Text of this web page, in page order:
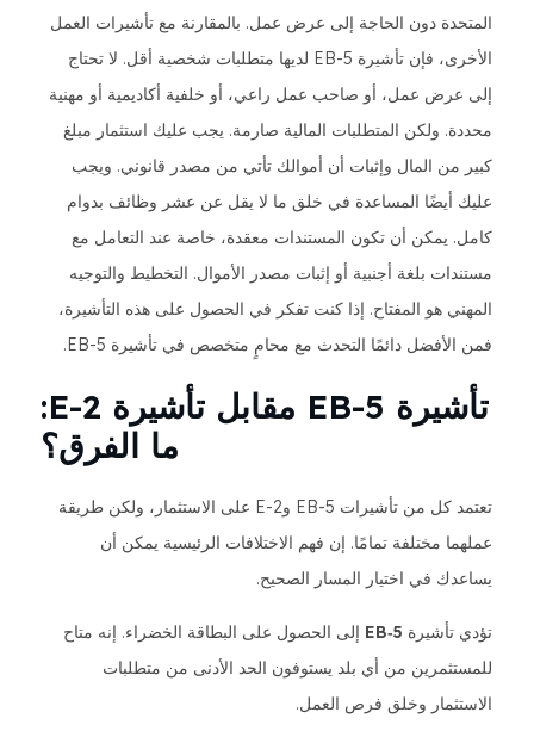
المتحدة دون الحاجة إلى عرض عمل. بالمقارنة مع تأشيرات العمل
الأخرى، فإن تأشيرة EB-5 لديها متطلبات شخصية أقل. لا تحتاج
إلى عرض عمل، أو صاحب عمل راعي، أو خلفية أكاديمية أو مهنية
محددة. ولكن المتطلبات المالية صارمة. يجب عليك استثمار مبلغ
كبير من المال وإثبات أن أموالك تأتي من مصدر قانوني. ويجب
عليك أيضًا المساعدة في خلق ما لا يقل عن عشر وظائف بدوام
كامل. يمكن أن تكون المستندات معقدة، خاصة عند التعامل مع
مستندات بلغة أجنبية أو إثبات مصدر الأموال. التخطيط والتوجيه
المهني هو المفتاح. إذا كنت تفكر في الحصول على هذه التأشيرة،
فمن الأفضل دائمًا التحدث مع محامٍ متخصص في تأشيرة EB-5.
تأشيرة EB-5 مقابل تأشيرة E-2:
ما الفرق؟
تعتمد كل من تأشيرات EB-5 وE-2 على الاستثمار، ولكن طريقة
عملهما مختلفة تمامًا. إن فهم الاختلافات الرئيسية يمكن أن
يساعدك في اختيار المسار الصحيح.
تؤدي تأشيرة EB‑5 إلى الحصول على البطاقة الخضراء. إنه متاح
للمستثمرين من أي بلد يستوفون الحد الأدنى من متطلبات
الاستثمار وخلق فرص العمل.